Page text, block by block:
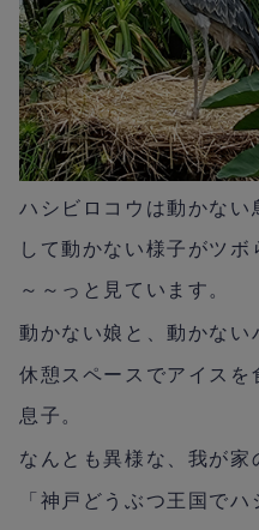
ハシビロコウは動かない
して動かない様子がツボ
～～っと見ています。
動かない娘と、動かない
休憩スペースでアイスを
息子。
なんとも異様な、我が家
「神戸どうぶつ王国で